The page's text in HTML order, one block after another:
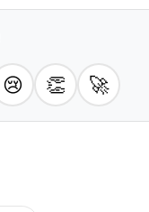
😢 👏 🚀